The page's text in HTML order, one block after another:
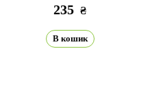
235 ₴
В кошик